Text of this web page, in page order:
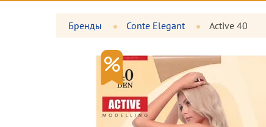
Бренды Conte Elegant Active 40
Фотографии
товара
Большая
фотография